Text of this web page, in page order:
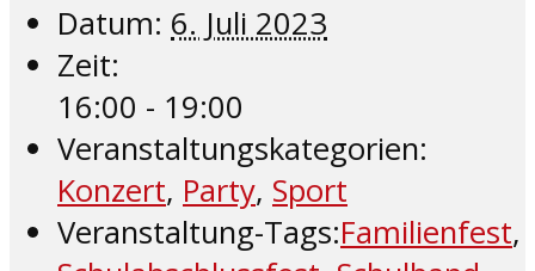
Datum: 6. Juli 2023
Zeit:
16:00 - 19:00
Veranstaltungskategorien:
Konzert, Party, Sport
Veranstaltung-Tags:Familienfest,